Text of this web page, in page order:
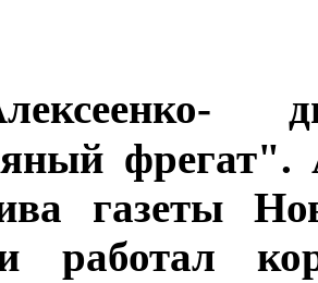
фрегат".
газеты
работал